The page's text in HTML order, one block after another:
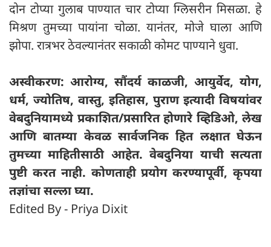
दोन टोप्या गुलाब पाण्यात चार टोप्या ग्लिसरीन मिसळा. हे
मिश्रण तुमच्या पायांना चोळा. यानंतर, मोजे घाला आणि
झोपा. रात्रभर ठेवल्यानंतर सकाळी कोमट पाण्याने धुवा.
अस्वीकरण: आरोग्य, सौंदर्य काळजी, आयुर्वेद, योग,
धर्म, ज्योतिष, वास्तु, इतिहास, पुराण इत्यादी विषयांवर
वेबदुनियामध्ये प्रकाशित/प्रसारित होणारे व्हिडिओ, लेख
आणि बातम्या केवळ सार्वजनिक हित लक्षात घेऊन
तुमच्या माहितीसाठी आहेत. वेबदुनिया याची सत्यता
पुष्टी करत नाही. कोणताही प्रयोग करण्यापूर्वी, कृपया
तज्ञांचा सल्ला घ्या.
Edited By - Priya Dixit